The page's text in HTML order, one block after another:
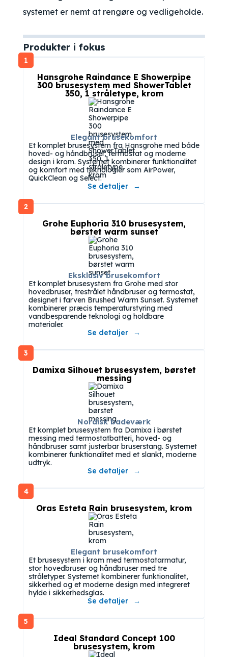
systemet er nemt at rengøre og vedligeholde.
Produkter i fokus
1
Elegant brusekomfort
Hansgrohe Raindance E Showerpipe
300 brusesystem med ShowerTablet
350, 1 stråletype, krom
Et komplet brusesystem fra Hansgrohe med både
hoved- og håndbruser, termostat og moderne
design i krom. Systemet kombinerer funktionalitet
og komfort med teknologier som AirPower,
QuickClean og Select.
Se detaljer
2
Eksklusiv brusekomfort
Grohe Euphoria 310 brusesystem,
børstet warm sunset
Et komplet brusesystem fra Grohe med stor
hovedbruser, trestrålet håndbruser og termostat,
designet i farven Brushed Warm Sunset. Systemet
kombinerer præcis temperaturstyring med
vandbesparende teknologi og holdbare
materialer.
Se detaljer
3
Nordisk badeværk
Damixa Silhouet brusesystem, børstet
messing
Et komplet brusesystem fra Damixa i børstet
messing med termostatbatteri, hoved- og
håndbruser samt justerbar bruserstang. Systemet
kombinerer funktionalitet med et slankt, moderne
udtryk.
Se detaljer
4
Elegant brusekomfort
Oras Esteta Rain brusesystem, krom
Et brusesystem i krom med termostatarmatur,
stor hovedbruser og håndbruser med tre
stråletyper. Systemet kombinerer funktionalitet,
sikkerhed og et moderne design med integreret
hylde i sikkerhedsglas.
Se detaljer
5
Ideal Standard Concept 100
brusesystem, krom